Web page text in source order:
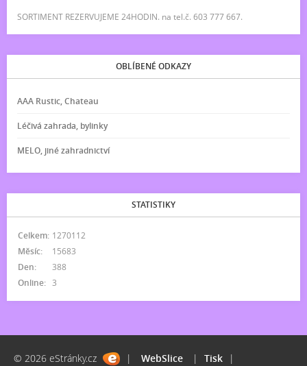
SORTIMENT REZERVUJEME 24HODIN. na tel.č. 603 777 667.
OBLÍBENÉ ODKAZY
AAA Rustic, Chateau
Léčivá zahrada, bylinky
MELO, jiné zahradnictví
STATISTIKY
Online: 3
Celkem: 1270112
Měsíc:
15683
Den:
388
© 2026 eStránky.cz | WebSlice | Tisk |